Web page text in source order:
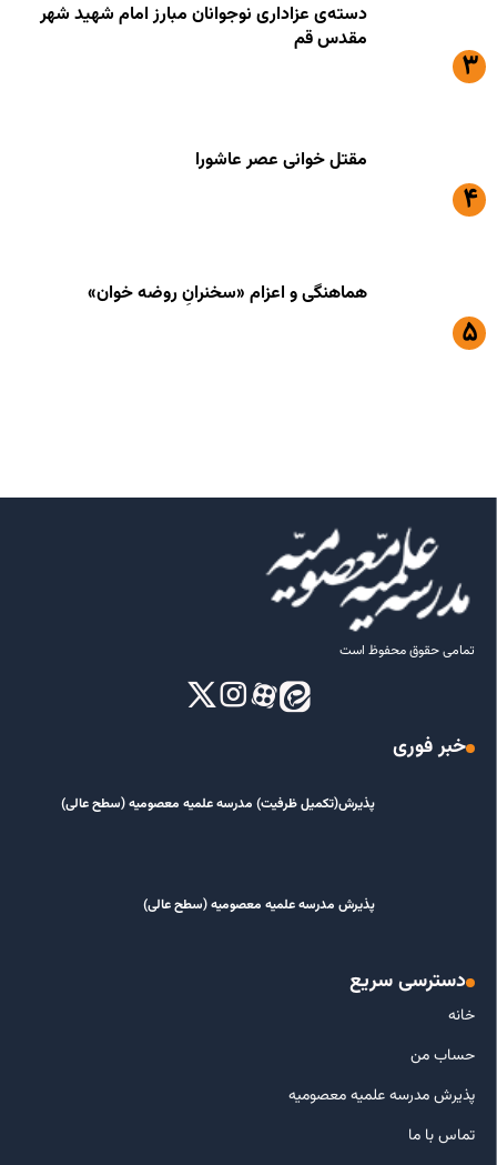
دسته‌ی عزاداری نوجوانان مبارز امام شهید شهر
مقدس قم
مقتل خوانی عصر عاشورا
هماهنگی و اعزام «سخنرانِ روضه خوان»
تمامی حقوق محفوظ است
خبر فوری
پذیرش(تکمیل ظرفیت) مدرسه علمیه معصومیه‌ (سطح عالی)
پذیرش مدرسه علمیه معصومیه‌ (سطح عالی)
دسترسی سریع
خانه
حساب من
پذیرش مدرسه علمیه معصومیه
تماس با ما